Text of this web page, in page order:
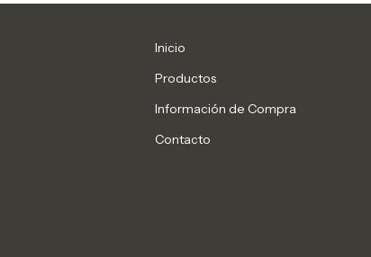
Inicio
Productos
Información de Compra
Contacto